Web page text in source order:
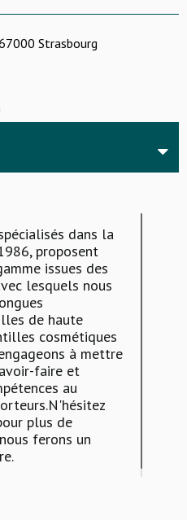
Strasbourg
dans la
proposent
issues des
lesquels nous
de haute
cosmétiques
à mettre
faire et
au
plus de
ferons un